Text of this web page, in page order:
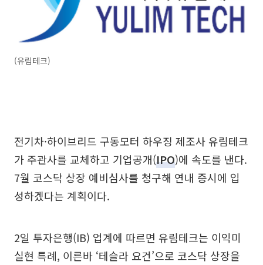
(유림테크)
전기차·하이브리드 구동모터 하우징 제조사 유림테크
가 주관사를 교체하고 기업공개(IPO)에 속도를 낸다.
7월 코스닥 상장 예비심사를 청구해 연내 증시에 입
성하겠다는 계획이다.
2일 투자은행(IB) 업계에 따르면 유림테크는 이익미
실현 특례, 이른바 ‘테슬라 요건’으로 코스닥 상장을